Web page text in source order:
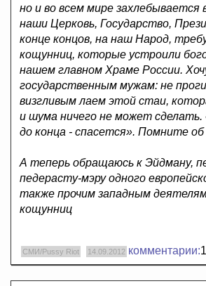
но и во всем мире захлебывается
наши Церковь, Государство,
конце концов, на наш Народ,
кощунниц, которые устроили
нашем главном Храме России.
государственным мужам: не
визгливым лаем этой стаи,
и шума ничего не может
до конца - спасется». Помните
А теперь обращаюсь к Эйдману,
педерасту-мэру одного
также прочим западным
кощунниц
СМИ/Pussy Riot 14.09.2012 комментарии: